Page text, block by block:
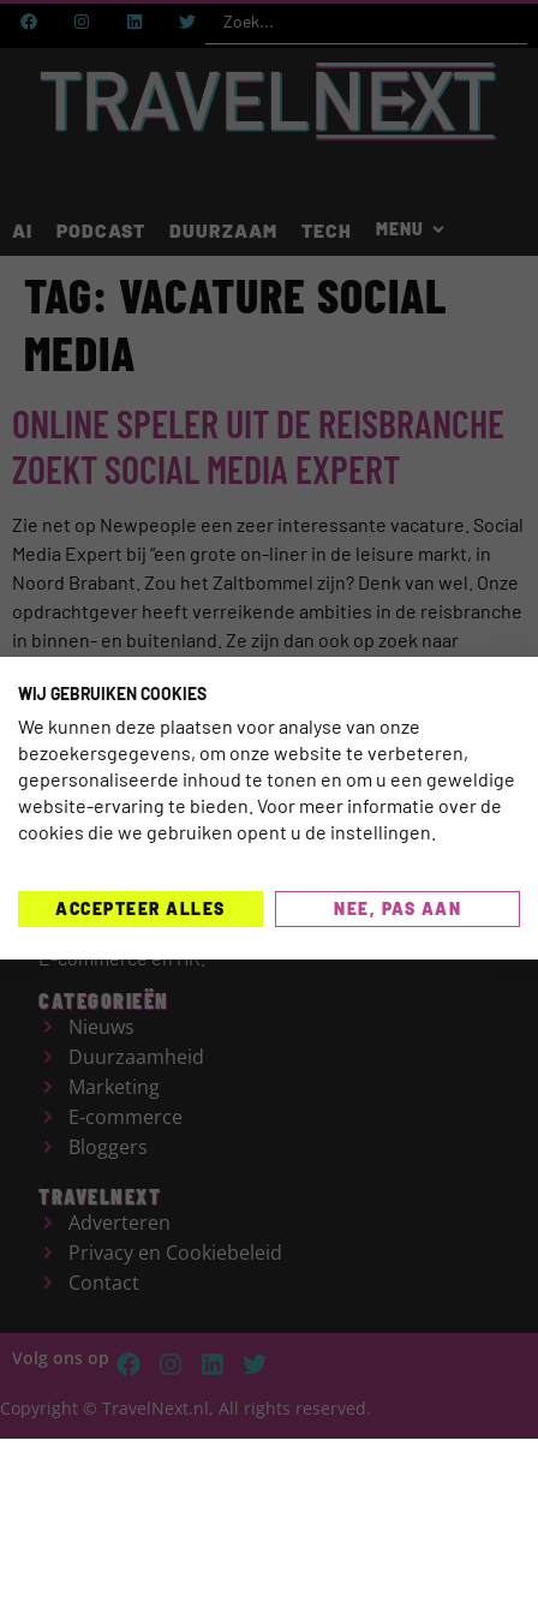
AI PODCAST DUURZAAM TECH
TAG: VACATURE SOCIAL
MEDIA
ONLINE SPELER UIT DE REISBRANCHE
ZOEKT SOCIAL MEDIA EXPERT
Zie net op Newpeople een zeer interessante vacature. Social
Media Expert bij “een grote on-liner in de leisure markt, in
Noord Brabant. Zou het Zaltbommel zijn? Denk van wel. Onze
opdrachtgever heeft verreikende ambities in de reisbranche
in binnen- en buitenland. Ze zijn dan ook op zoek naar
TRAVELNEXT is hét leading kennisplatform voor de
gehele reisbranche, met een focus op de laatste
reismarkt.Onderwerpen die worden behandeld zijn
onder meer Technologie, Duurzaamheid, AI, Marketing,
E-commerce en HR.
CATEGORIEËN
Nieuws
Duurzaamheid
Marketing
E-commerce
Bloggers
TRAVELNEXT
Adverteren
Privacy en Cookiebeleid
Contact
Volg ons op
Copyright © TravelNext.nl, All rights reserved.
WIJ GEBRUIKEN COOKIES
We kunnen deze plaatsen voor analyse van onze
bezoekersgegevens, om onze website te verbeteren,
gepersonaliseerde inhoud te tonen en om u een geweldige
website-ervaring te bieden. Voor meer informatie over de
cookies die we gebruiken opent u de instellingen.
ACCEPTEER ALLES NEE, PAS AAN